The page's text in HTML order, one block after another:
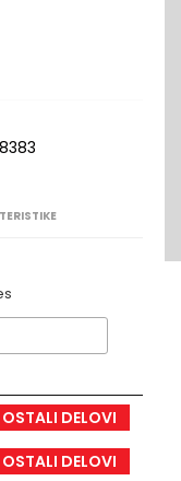
OSTALI DELOVI
OSTALI DELOVI